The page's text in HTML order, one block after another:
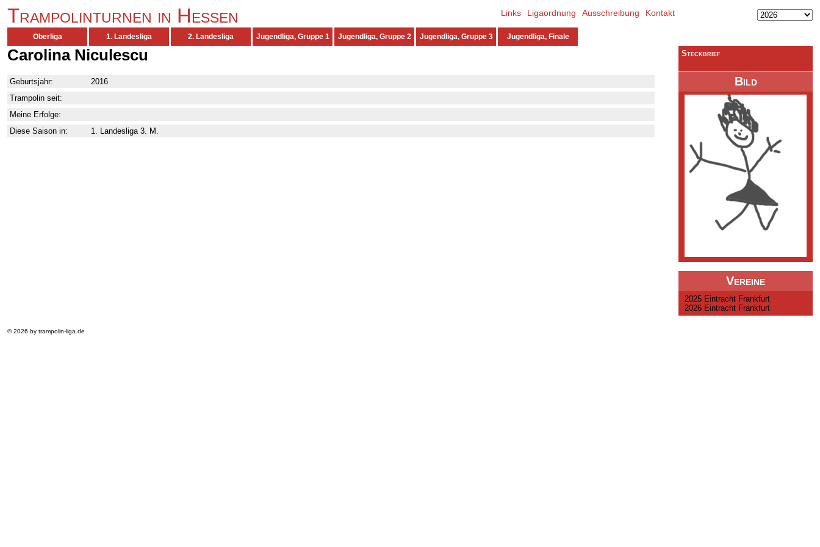
Trampolinturnen in Hessen Links Ligaordnung Ausschreibung Kontakt
Oberliga 1. Landesliga 2. Landesliga Jugendliga, Gruppe 1 Jugendliga, Gruppe 2 Jugendliga, Gruppe 3 Jugendliga, Finale
Carolina Niculescu
Bild
Vereine
2025 Eintracht Frankfurt
2026 Eintracht Frankfurt
Steckbrief
Geburtsjahr:
2016
Trampolin seit:
Meine Erfolge:
Diese Saison in:
1. Landesliga 3. M.
© 2026 by trampolin-liga.de